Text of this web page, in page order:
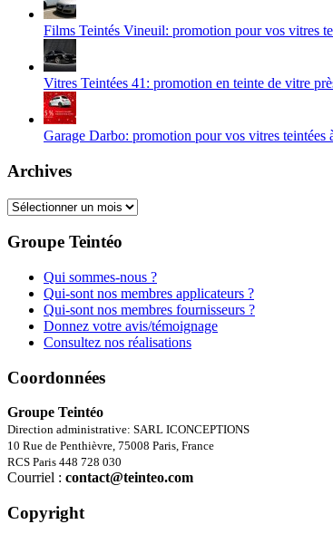
Films Teintés Vineuil: promotion pour vos vitres
Vitres Teintées 41: promotion en teinte de vitre
Garage Darbo: promotion pour vos vitres teintées
Archives
Archives
Groupe Teintéo
Qui sommes-nous ?
Qui-sont nos membres applicateurs ?
Qui-sont nos membres fournisseurs ?
Donnez votre avis/témoignage
Consultez nos réalisations
Coordonnées
Groupe Teintéo
Direction administrative: SARL ICONCEPTIONS
10 Rue de Penthièvre, 75008 Paris, France
RCS Paris 448 728 030
Courriel : contact@teinteo.com
Copyright